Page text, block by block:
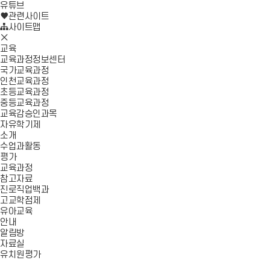
기
유튜브
로
가
관련사이트
사이트맵
모
바
일
메
뉴
닫
기
교육
교육과정정보센터
국가교육과정
인천교육과정
초등교육과정
중등교육과정
교육감승인과목
자유학기제
소개
수업과활동
평가
교육과정
참고자료
진로직업백과
고교학점제
유아교육
안내
알림방
자료실
유치원평가